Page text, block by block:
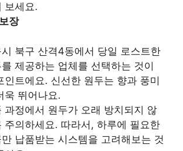
보세요.
장
북구 산격4동에서 당일 로스트한
제공하는 업체를 선택하는 것이
인트에요. 신선한 원두는 향과 풍미
욱 뛰어나요.
과정에서 원두가 오래 방치되지 않
주의하세요. 따라서, 하루에 필요한
납품받는 시스템을 고려해보는 것